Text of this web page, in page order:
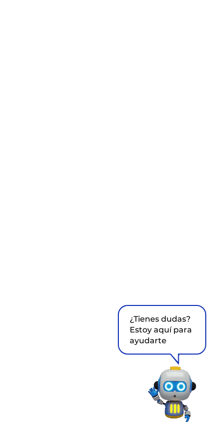
¿Tienes dudas?
Estoy aquí para
ayudarte